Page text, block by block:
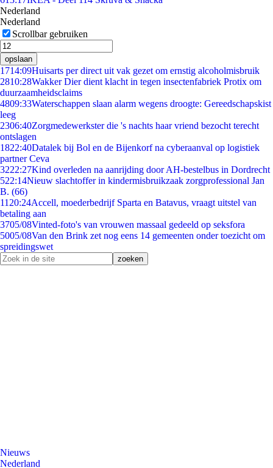
Nederland
Nederland
Scrollbar gebruiken
opslaan
1714:09Huisarts per direct uit vak gezet om ernstig alcoholmisbruik
2810:28Wakker Dier dient klacht in tegen insectenfabriek Protix om
duurzaamheidsclaims
4809:33Waterschappen slaan alarm wegens droogte: Gereedschapskist
leeg
2306:40Zorgmedewerkster die 's nachts haar vriend bezocht terecht
ontslagen
1822:40Datalek bij Bol en de Bijenkorf na cyberaanval op logistiek
partner Ceva
3222:27Kind overleden na aanrijding door AH-bestelbus in Dordrecht
522:14Nieuw slachtoffer in kindermisbruikzaak zorgprofessional Jan
B. (66)
11 20:24Accell, moederbedrijf Sparta en Batavus, vraagt uitstel van
betaling aan
3705/08Vinted-foto's van vrouwen massaal gedeeld op seksfora
5005/08Van den Brink zet nog eens 14 gemeenten onder toezicht om
spreidingswet
Nieuws
Nederland